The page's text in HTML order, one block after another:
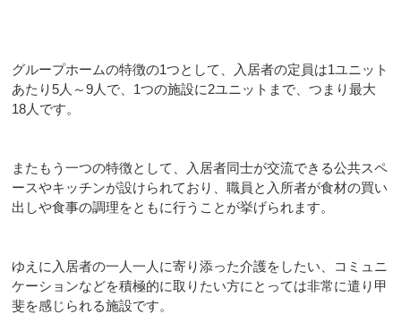
グループホームの特徴の1つとして、入居者の定員は1ユニット
あたり5人～9人で、1つの施設に2ユニットまで、つまり最大
18人です。
またもう一つの特徴として、入居者同士が交流できる公共スペ
ースやキッチンが設けられており、職員と入所者が食材の買い
出しや食事の調理をともに行うことが挙げられます。
ゆえに入居者の一人一人に寄り添った介護をしたい、コミュニ
ケーションなどを積極的に取りたい方にとっては非常に遣り甲
斐を感じられる施設です。